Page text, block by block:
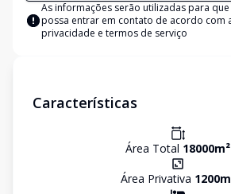
As informações serão utilizadas para
possa entrar em contato de acordo com
privacidade e termos de serviço
Características
Área Total 18000m²
Área Privativa 1200